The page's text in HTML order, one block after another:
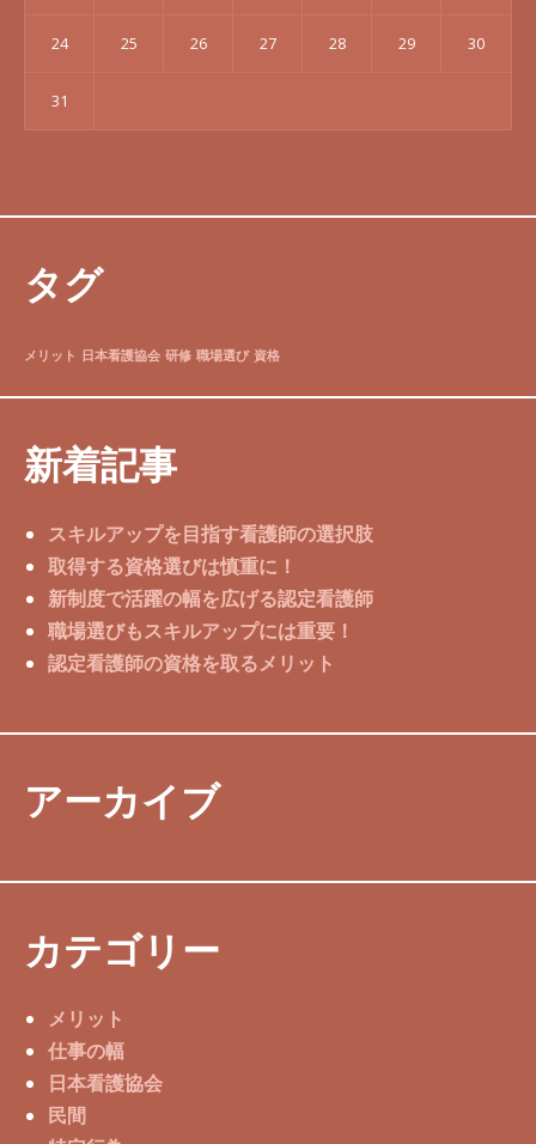
24 25 26 27 28 29 30
31
タグ
メリット 日本看護協会 研修 職場選び 資格
新着記事
スキルアップを目指す看護師の選択肢
取得する資格選びは慎重に！
新制度で活躍の幅を広げる認定看護師
職場選びもスキルアップには重要！
認定看護師の資格を取るメリット
アーカイブ
カテゴリー
メリット
仕事の幅
日本看護協会
民間